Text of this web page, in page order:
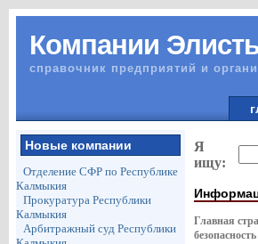
Компании
справочник предприятий и
Новые компании
Отделение СФР по Республике
Калмыкия
Прокуратура Республики
Калмыкия
Арбитражный суд Республики
Я
ищу:
Главная
безопасность